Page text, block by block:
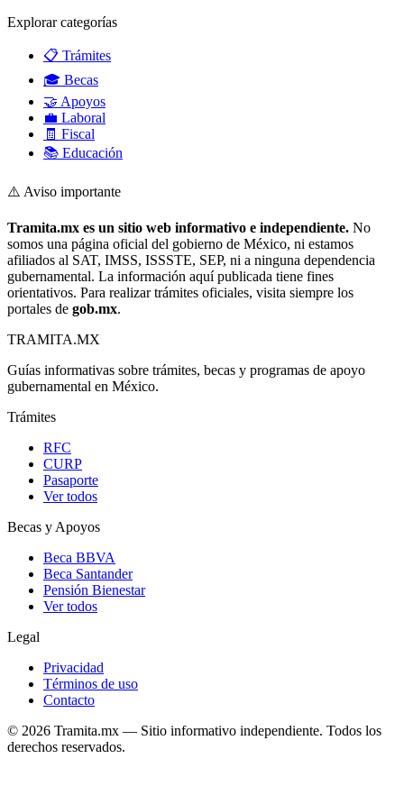
Explorar categorías
📋 Trámites
🎓 Becas
🤝 Apoyos
💼 Laboral
🧾 Fiscal
📚 Educación
⚠️ Aviso importante
Tramita.mx es un sitio web informativo e independiente. No
somos una página oficial del gobierno de México, ni estamos
afiliados al SAT, IMSS, ISSSTE, SEP, ni a ninguna dependencia
gubernamental. La información aquí publicada tiene fines
orientativos. Para realizar trámites oficiales, visita siempre los
portales de gob.mx.
TRAMITA.MX
Guías informativas sobre trámites, becas y programas de apoyo
gubernamental en México.
Trámites
RFC
CURP
Pasaporte
Ver todos
Becas y Apoyos
Beca BBVA
Beca Santander
Pensión Bienestar
Ver todos
Legal
Privacidad
Términos de uso
Contacto
© 2026 Tramita.mx — Sitio informativo independiente. Todos los
derechos reservados.